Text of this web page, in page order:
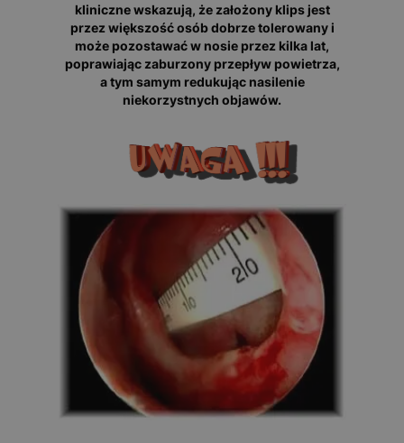
kliniczne wskazują, że założony klips jest
przez większość osób dobrze tolerowany i
może pozostawać w nosie przez kilka lat,
poprawiając zaburzony przepływ powietrza,
a tym samym redukując nasilenie
niekorzystnych objawów.